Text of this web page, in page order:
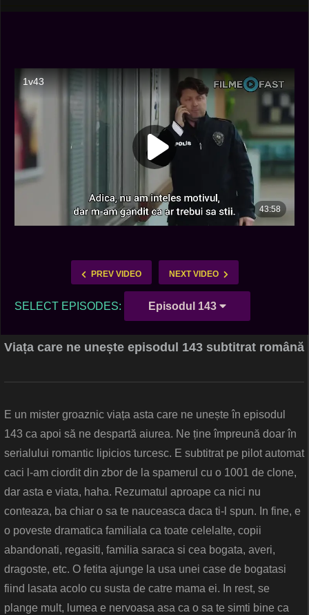
PREV VIDEO NEXT VIDEO
SELECT EPISODES: Episodul 143
Viața care ne unește episodul 143 subtitrat română
E un mister groaznic viața asta care ne unește în episodul
143 ca apoi să ne despartă aiurea. Ne ține împreună doar în
serialului romantic lipicios turcesc. E subtitrat pe pilot automat
caci l-am ciordit din zbor de la spamerul cu o 1001 de clone,
dar asta e viata, haha. Rezumatul aproape ca nici nu
conteaza, ba chiar o sa te nauceasca daca ti-l spun. In fine, e
o poveste dramatica familiala ca toate celelalte, copii
abandonati, regasiti, familia saraca si cea bogata, averi,
dragoste, etc. O fetita ajunge la usa unei case de bogatasi
fiind lasata acolo cu susta de catre mama ei. In rest, se
plange mult, lumea e nervoasa asa ca o sa te simti bine ca